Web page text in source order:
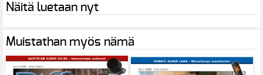
Näitä luetaan nyt
Muistathan myös nämä